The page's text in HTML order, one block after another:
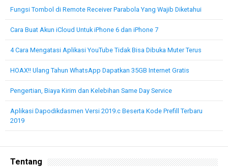
Fungsi Tombol di Remote Receiver Parabola Yang Wajib Diketahui
Cara Buat Akun iCloud Untuk iPhone 6 dan iPhone 7
4 Cara Mengatasi Aplikasi YouTube Tidak Bisa Dibuka Muter Terus
HOAX!! Ulang Tahun WhatsApp Dapatkan 35GB Internet Gratis
Pengertian, Biaya Kirim dan Kelebihan Same Day Service
Aplikasi Dapodikdasmen Versi 2019.c Beserta Kode Prefill Terbaru
2019
Tentang